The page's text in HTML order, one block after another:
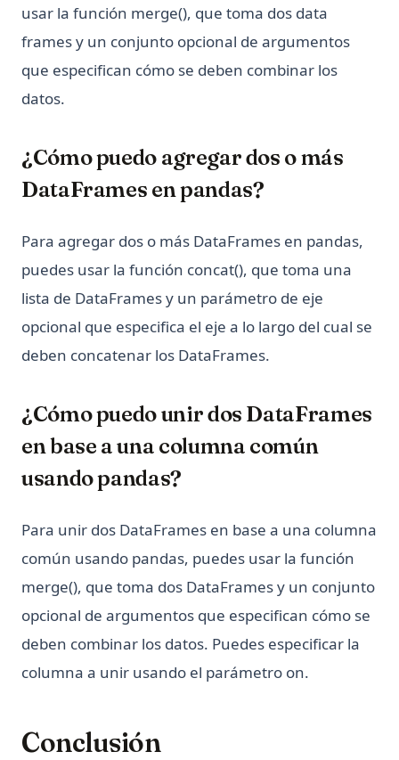
usar la función merge(), que toma dos data
frames y un conjunto opcional de argumentos
que especifican cómo se deben combinar los
datos.
¿Cómo puedo agregar dos o más
DataFrames en pandas?
Para agregar dos o más DataFrames en pandas,
puedes usar la función concat(), que toma una
lista de DataFrames y un parámetro de eje
opcional que especifica el eje a lo largo del cual se
deben concatenar los DataFrames.
¿Cómo puedo unir dos DataFrames
en base a una columna común
usando pandas?
Para unir dos DataFrames en base a una columna
común usando pandas, puedes usar la función
merge(), que toma dos DataFrames y un conjunto
opcional de argumentos que especifican cómo se
deben combinar los datos. Puedes especificar la
columna a unir usando el parámetro on.
Conclusión